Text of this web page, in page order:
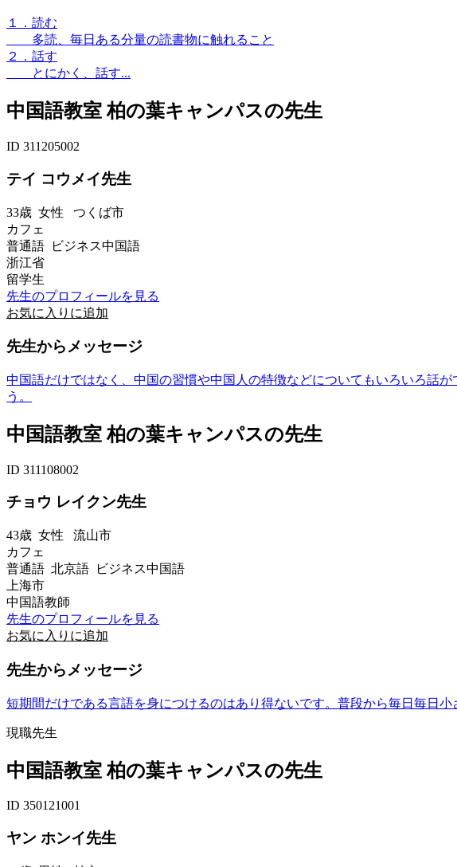
１．読む
多読、毎日ある分量の読書物に触れること
２．話す
とにかく、話す...
中国語教室 柏の葉キャンパスの先生
ID 311205002
テイ コウメイ先生
33歳 女性 つくば市
カフェ
普通語 ビジネス中国語
浙江省
留学生
先生のプロフィールを見る
お気に入りに追加
先生からメッセージ
中国語だけではなく、中国の習慣や中国人の特徴などについてもいろいろ話
う。
中国語教室 柏の葉キャンパスの先生
ID 311108002
チョウ レイクン先生
43歳 女性 流山市
カフェ
普通語 北京語 ビジネス中国語
上海市
中国語教師
先生のプロフィールを見る
お気に入りに追加
先生からメッセージ
短期間だけである言語を身につけるのはあり得ないです。普段から毎日毎日
現職先生
中国語教室 柏の葉キャンパスの先生
ID 350121001
ヤン ホンイ先生